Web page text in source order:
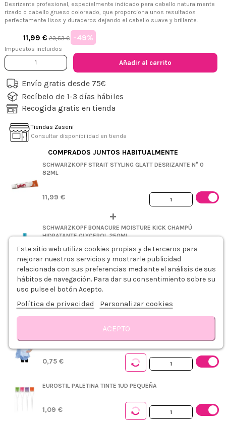
Desrizante profesional, especialmente indicado para cabello naturalmente
rizado o cabello grueso coloreado, que proporciona unos resultados
perfectamente lisos y duraderos dejando el cabello suave y brillante.
11,99 € 23,53 € -49%
Impuestos incluidos
Añadir al carrito
Envío gratis desde 75€
Recíbelo de 1-3 días hábiles
Recogida gratis en tienda
Tiendas Zaseni
Consultar disponibilidad en tienda
COMPRADOS JUNTOS HABITUALMENTE
SCHWARZKOPF STRAIT STYLING GLATT DESRIZANTE N° 0
82ML
11,99 €
+
SCHWARZKOPF BONACURE MOISTURE KICK CHAMPÚ
HIDRATANTE GLYCEROL 250ML
10,09 €
SCHWARZKOPF BONACURE MOISTURE KICK MASCARILLA
HIDRATANTE GLYCEROL 200ML
0,75 €
EUROSTIL PALETINA TINTE 1UD PEQUEÑA
1,09 €
Sobre SCHWARZKOPFReseñas
Este sitio web utiliza cookies propias y de terceros para
mejorar nuestros servicios y mostrarle publicidad
relacionada con sus preferencias mediante el análisis de sus
hábitos de navegación. Para dar su consentimiento sobre su
uso pulse el botón Acepto.
Política de privacidad Personalizar cookies
ACEPTO